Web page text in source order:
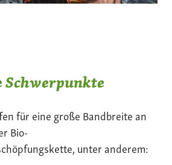
Schwerpunkte
für eine große Bandbreite an
Bio-
unter anderem: